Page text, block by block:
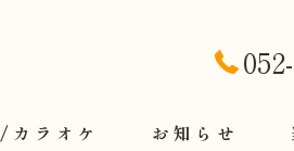
カラオケ お知らせ